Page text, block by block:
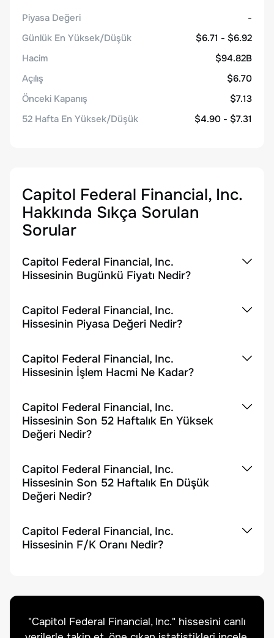
Piyasa Değeri
-
Günlük En Yüksek/Düşük
$6.71 - $6.92
Hacim
$94.82B
Açılış
$6.70
Önceki Kapanış
$7.13
52 Hafta En Yüksek/Düşük
$4.90 - $7.31
Capitol Federal Financial, Inc.
Hakkında Sıkça Sorulan
Sorular
Capitol Federal Financial, Inc.
Hissesinin Bugünkü Fiyatı Nedir?
Capitol Federal Financial, Inc.
Hissesinin Piyasa Değeri Nedir?
Capitol Federal Financial, Inc.
Hissesinin İşlem Hacmi Ne Kadar?
Capitol Federal Financial, Inc.
Hissesinin Son 52 Haftalık En Yüksek
Değeri Nedir?
Capitol Federal Financial, Inc.
Hissesinin Son 52 Haftalık En Düşük
Değeri Nedir?
Capitol Federal Financial, Inc.
Hissesinin F/K Oranı Nedir?
"Capitol Federal Financial, Inc." hissesini canlı